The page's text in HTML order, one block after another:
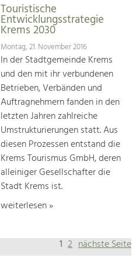
Touristische
Entwicklungsstrategie
Krems 2030
Montag, 21. November 2016
In der Stadtgemeinde Krems
und den mit ihr verbundenen
Betrieben, Verbänden und
Auftragnehmern fanden in den
letzten Jahren zahlreiche
Umstrukturierungen statt. Aus
diesen Prozessen entstand die
Krems Tourismus GmbH, deren
alleiniger Gesellschafter die
Stadt Krems ist.
weiterlesen »
1 2 nächste Seite